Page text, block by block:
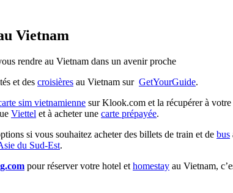
Vietnam
rendre au Vietnam dans un avenir proche
et des croisières au Vietnam sur GetYourGuide.
sim vietnamienne sur Klook.com et la récupérer à
Viettel et à acheter une carte prépayée.
si vous souhaitez acheter des billets de train et de bus
du Sud-Est.
pour réserver votre hotel et homestay au Vietnam,